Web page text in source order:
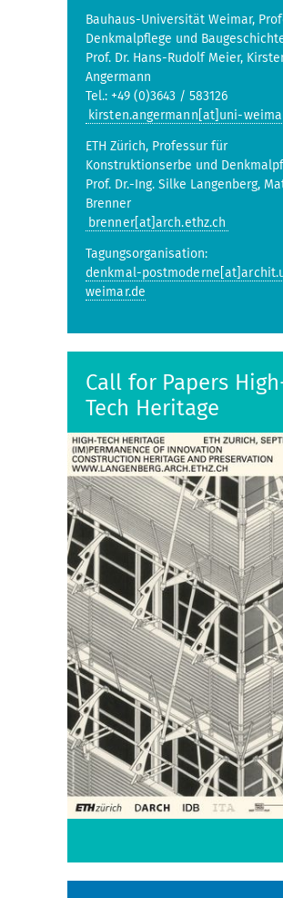
Bauhaus-Universität Weimar,
Denkmalpflege und
Prof. Dr. Hans-Rudolf Meier,
Angermann
Tel.: +49 (0)3643 / 583126
kirsten.angermann[at]uni-
ETH Zürich, Professur für
Konstruktionserbe und
Prof. Dr.-Ing. Silke Langenberg,
Brenner
brenner[at]arch.ethz.ch
Tagungsorganisation:
denkmal-
weimar.de
Call for Papers
Tech Heritage